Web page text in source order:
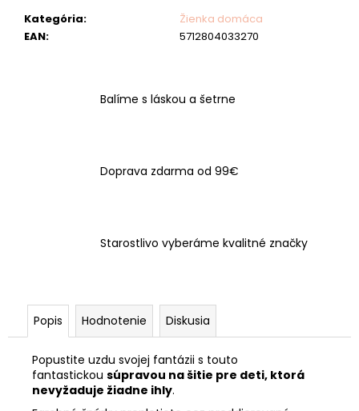
Kategória:
Žienka domáca
EAN: 5712804033270
Balíme s láskou a šetrne
Doprava zdarma od 99€
Starostlivo vyberáme kvalitné značky
Popis Hodnotenie Diskusia
Popustite uzdu svojej fantázii s touto
fantastickou súpravou na šitie pre deti, ktorá
nevyžaduje žiadne ihly.